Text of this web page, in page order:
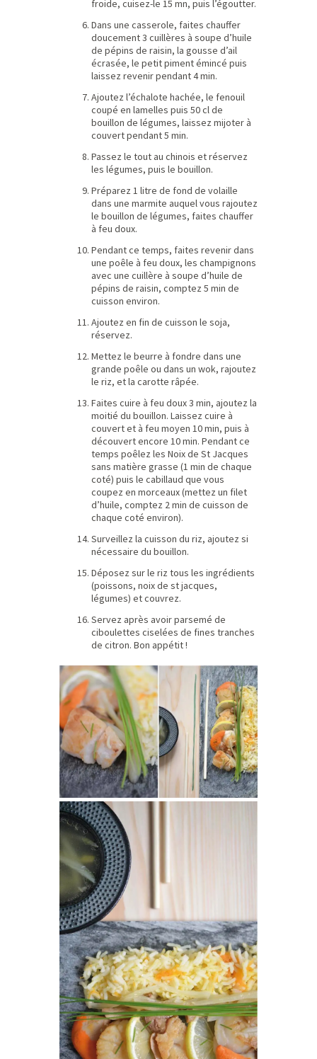
froide, cuisez-le 15 mn, puis l’égoutter.
Dans une casserole, faites chauffer
doucement 3 cuillères à soupe d’huile
de pépins de raisin, la gousse d’ail
écrasée, le petit piment émincé puis
laissez revenir pendant 4 min.
Ajoutez l’échalote hachée, le fenouil
coupé en lamelles puis 50 cl de
bouillon de légumes, laissez mijoter à
couvert pendant 5 min.
Passez le tout au chinois et réservez
les légumes, puis le bouillon.
Préparez 1 litre de fond de volaille
dans une marmite auquel vous rajoutez
le bouillon de légumes, faites chauffer
à feu doux.
Pendant ce temps, faites revenir dans
une poêle à feu doux, les champignons
avec une cuillère à soupe d’huile de
pépins de raisin, comptez 5 min de
cuisson environ.
Ajoutez en fin de cuisson le soja,
réservez.
Mettez le beurre à fondre dans une
grande poêle ou dans un wok, rajoutez
le riz, et la carotte râpée.
Faites cuire à feu doux 3 min, ajoutez la
moitié du bouillon. Laissez cuire à
couvert et à feu moyen 10 min, puis à
découvert encore 10 min. Pendant ce
temps poêlez les Noix de St Jacques
sans matière grasse (1 min de chaque
coté) puis le cabillaud que vous
coupez en morceaux (mettez un filet
d’huile, comptez 2 min de cuisson de
chaque coté environ).
Surveillez la cuisson du riz, ajoutez si
nécessaire du bouillon.
Déposez sur le riz tous les ingrédients
(poissons, noix de st jacques,
légumes) et couvrez.
Servez après avoir parsemé de
ciboulettes ciselées de fines tranches
de citron. Bon appétit !